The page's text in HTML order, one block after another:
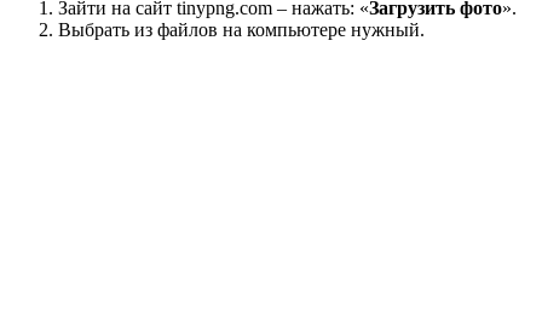
Зайти на сайт tinypng.com – нажать: «Загрузить фото».
Выбрать из файлов на компьютере нужный.